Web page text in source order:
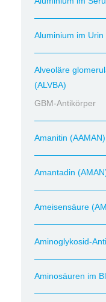
Aluminium im Urin
Alveoläre
(ALVBA)
GBM-Antikörper
Amanitin (AAMAN)
Amantadin
Ameisensäure
Aminoglykosid-
Aminosäuren im